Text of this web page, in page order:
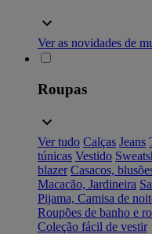
Ver as novidades de
Roupas
Ver tudo Calças Jeans
túnicas Vestido
blazer Casacos,
Macacão, Jardineira
Pijama, Camisa de
Roupões de banho e
Coleção fácil de vestir